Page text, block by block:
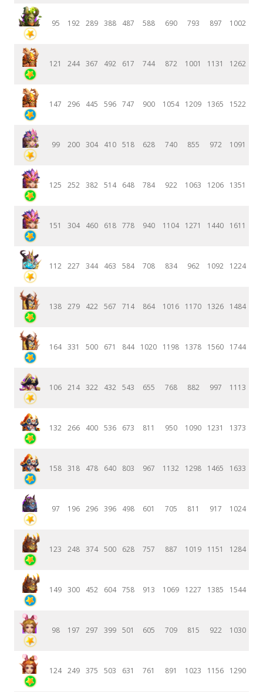
95 192 289 388 487 588 690 793 897 1002
121 244 367 492 617 744 872 1001 1131 1262
147 296 445 596 747 900 1054 1209 1365 1522
99 200 304 410 518 628 740 855 972 1091
125 252 382 514 648 784 922 1063 1206 1351
151 304 460 618 778 940 1104 1271 1440 1611
112 227 344 463 584 708 834 962 1092 1224
138 279 422 567 714 864 1016 1170 1326 1484
164 331 500 671 844 1020 1198 1378 1560 1744
106 214 322 432 543 655 768 882 997 1113
132 266 400 536 673 811 950 1090 1231 1373
158 318 478 640 803 967 1132 1298 1465 1633
97 196 296 396 498 601 705 811 917 1024
123 248 374 500 628 757 887 1019 1151 1284
149 300 452 604 758 913 1069 1227 1385 1544
98 197 297 399 501 605 709 815 922 1030
124 249 375 503 631 761 891 1023 1156 1290